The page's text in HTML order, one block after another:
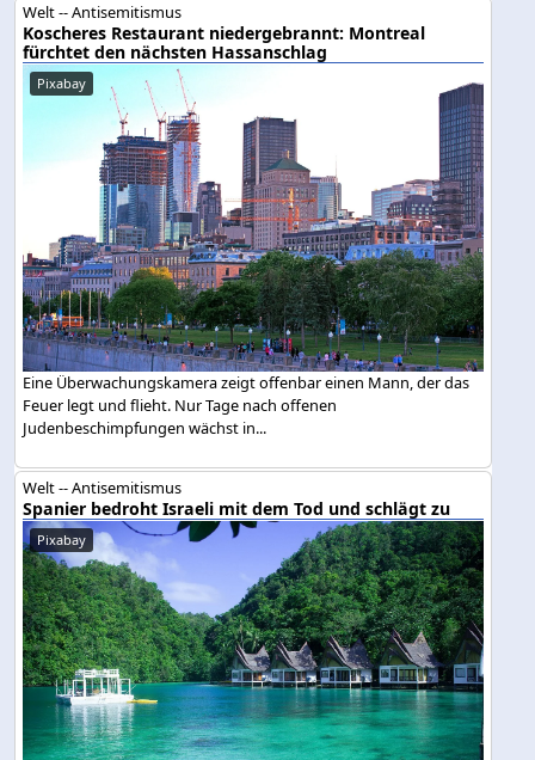
Welt -- Antisemitismus
Koscheres Restaurant niedergebrannt: Montreal
fürchtet den nächsten Hassanschlag
Pixabay
Eine Überwachungskamera zeigt offenbar einen Mann, der das
Feuer legt und flieht. Nur Tage nach offenen
Judenbeschimpfungen wächst in...
Welt -- Antisemitismus
Spanier bedroht Israeli mit dem Tod und schlägt zu
Pixabay